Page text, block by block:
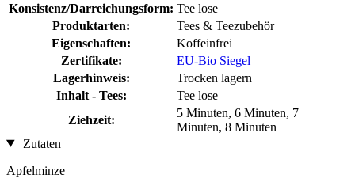
Konsistenz/Darreichungsform: Tee lose
Produktarten:
Tees & Teezubehör
Eigenschaften:
Koffeinfrei
Zertifikate:
EU-Bio Siegel
Lagerhinweis:
Trocken lagern
Inhalt - Tees:
Tee lose
Ziehzeit:
5 Minuten, 6 Minuten, 7
Minuten, 8 Minuten
Zutaten
Apfelminze